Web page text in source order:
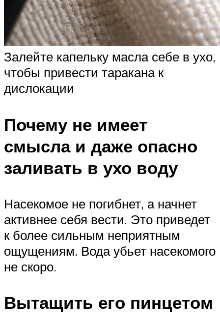
Залейте капельку масла себе в ухо,
чтобы привести таракана к
дислокации
Почему не имеет
смысла и даже опасно
заливать в ухо воду
Насекомое не погибнет, а начнет
активнее себя вести. Это приведет
к более сильным неприятным
ощущениям. Вода убьет насекомого
не скоро.
Вытащить его пинцетом